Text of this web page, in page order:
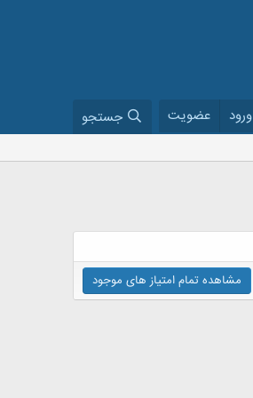
ورود عضویت جستجو
مشاهده تمام امتیاز های موجود